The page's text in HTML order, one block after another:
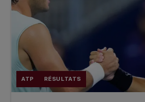
ATP RÉSULTATS